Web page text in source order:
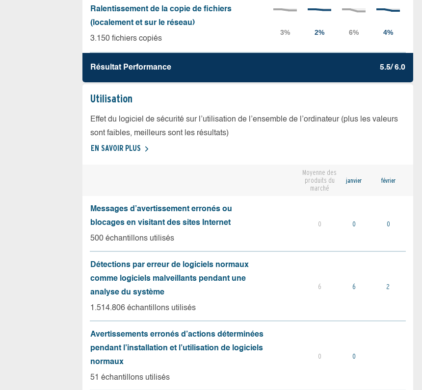
Ralentissement de la copie de fichiers
(localement et sur le réseau)
3.150 fichiers copiés
Résultat Performance 5.5/ 6.0
Utilisation
Effet du logiciel de sécurité sur l’utilisation de l’ensemble de l’ordinateur (plus les valeurs
sont faibles, meilleurs sont les résultats)
EN SAVOIR PLUS
Moyenne des
produits du
marché
janvier février
Messages d’avertissement erronés ou
blocages en visitant des sites Internet
500 échantillons utilisés
0 0 0
Détections par erreur de logiciels normaux
comme logiciels malveillants pendant une
analyse du système
1.514.806 échantillons utilisés
6 6 2
Avertissements erronés d’actions déterminées
pendant l’installation et l’utilisation de logiciels
normaux
51 échantillons utilisés
0 0